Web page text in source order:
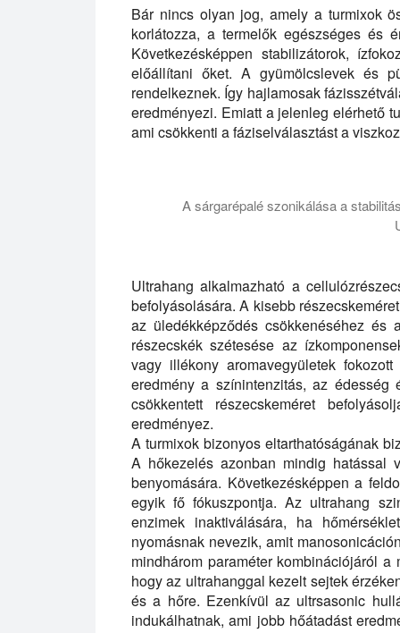
Bár nincs olyan jog, amely a turmixok
korlátozza, a termelők egészséges és
Következésképpen stabilizátorok,
előállítani őket. A gyümölcslevek és
rendelkeznek. Így hajlamosak
eredményezi. Emiatt a jelenleg elérhető
ami csökkenti a fáziselválasztást a
A sárgarépalé szonikálása a
Ultrahang alkalmazható a
befolyásolására. A kisebb
az üledékképződés csökkenéséhez
részecskék szétesése az
vagy illékony aromavegyületek
eredmény a színintenzitás, az
csökkentett részecskeméret
eredményez.
A turmixok bizonyos eltarthatóságának
A hőkezelés azonban mindig hatással
benyomására. Következésképpen a
egyik fő fókuszpontja. Az ultrahang
enzimek inaktiválására, ha
nyomásnak nevezik, amit
mindhárom paraméter kombinációjáról
hogy az ultrahanggal kezelt sejtek
és a hőre. Ezenkívül az ultrsasonic
indukálhatnak, ami jobb hőátadást